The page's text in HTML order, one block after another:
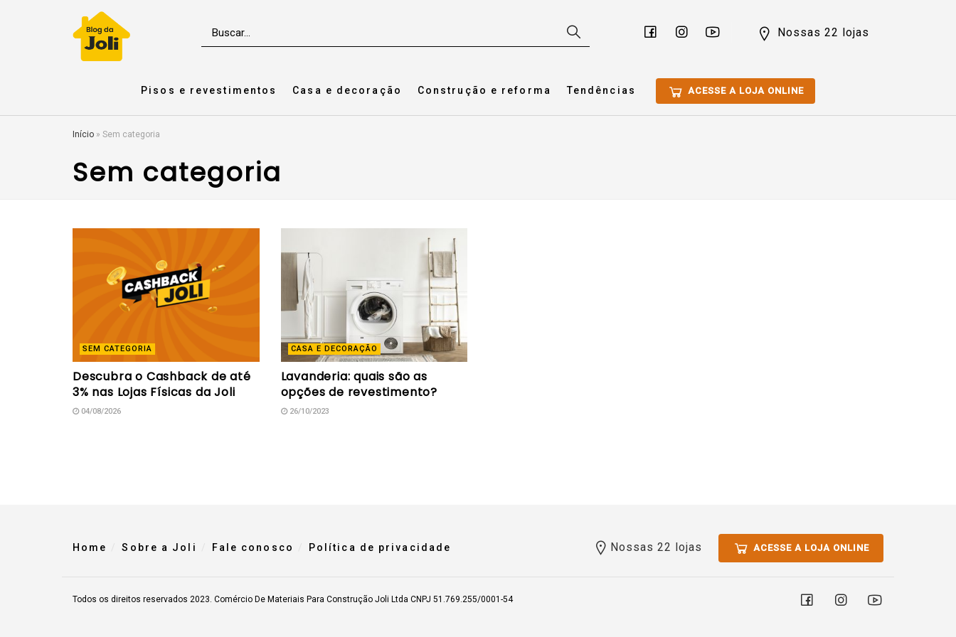
Nossas 22 lojas
Pisos e revestimentos Casa e decoração Construção e reforma Tendências ACESSE A LOJA ONLINE
Início » Sem categoria
Sem categoria
SEM CATEGORIA
Descubra o Cashback de até
3% nas Lojas Físicas da Joli
04/08/2026
CASA E DECORAÇÃO
Lavanderia: quais são as
opções de revestimento?
26/10/2023
Home Sobre a Joli Fale conosco Política de privacidade Nossas 22 lojas ACESSE A LOJA ONLINE
Todos os direitos reservados 2023. Comércio De Materiais Para Construção Joli Ltda CNPJ 51.769.255/0001-54